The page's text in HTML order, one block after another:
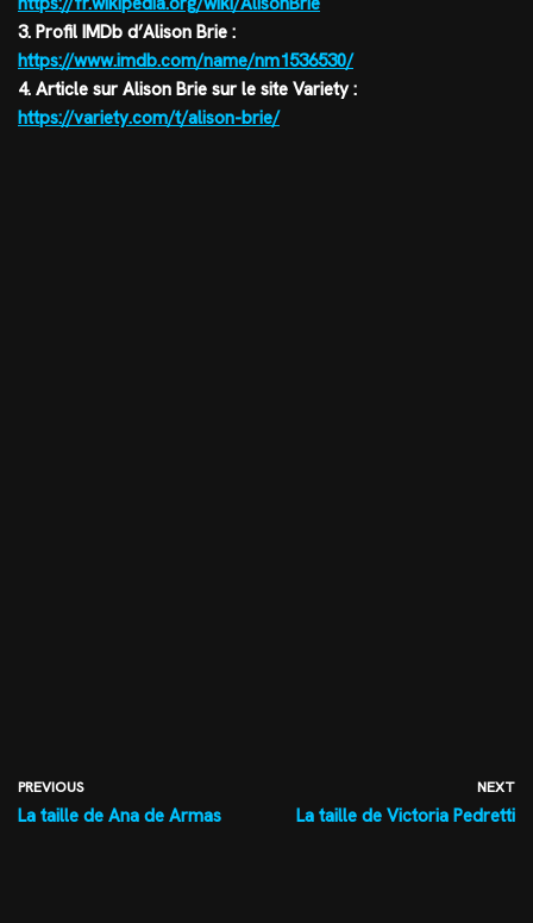
3. Profil IMDb d’Alison Brie :
https://www.imdb.com/name/nm1536530/
4. Article sur Alison Brie sur le site Variety :
https://variety.com/t/alison-brie/
PREVIOUS
La taille de Ana de Armas
NEXT
La taille de Victoria Pedretti